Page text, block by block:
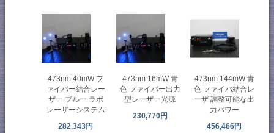
473nm 40mW フ
ァイバー結合レー
ザー ブルー ラボ
レーザーシステム
282,343円
473nm 16mW 青
色 ファイバー出力
型レーザー光源
230,770円
473nm 144mW 青
色 ファイバ結合レ
ーザ 調整可能な出
力パワー
456,466円